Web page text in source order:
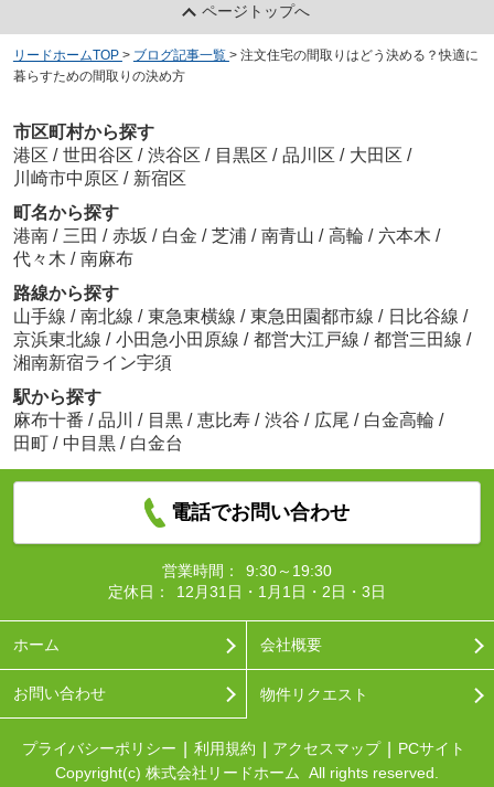
ページトップへ
リードホームTOP > ブログ記事一覧 > 注文住宅の間取りはどう決める？快適に
暮らすための間取りの決め方
市区町村から探す
港区 / 世田谷区 / 渋谷区 / 目黒区 / 品川区 / 大田区 /
川崎市中原区 / 新宿区
町名から探す
港南 / 三田 / 赤坂 / 白金 / 芝浦 / 南青山 / 高輪 / 六本木 /
代々木 / 南麻布
路線から探す
山手線 / 南北線 / 東急東横線 / 東急田園都市線 / 日比谷線 /
京浜東北線 / 小田急小田原線 / 都営大江戸線 / 都営三田線 /
湘南新宿ライン宇須
駅から探す
麻布十番 / 品川 / 目黒 / 恵比寿 / 渋谷 / 広尾 / 白金高輪 /
田町 / 中目黒 / 白金台
電話でお問い合わせ
営業時間：
9:30～19:30
定休日：
12月31日・1月1日・2日・3日
ホーム 会社概要
お問い合わせ 物件リクエスト
プライバシーポリシー 利用規約 アクセスマップ
PCサイト
Copyright(c) 株式会社リードホーム All rights reserved.